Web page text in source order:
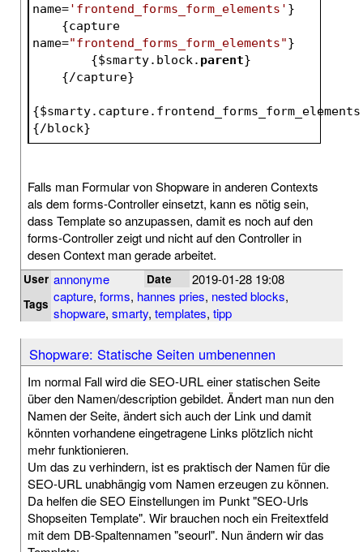
name='frontend_forms_form_elements' }
name="frontend_forms_form_elements"}
        {
$smarty.block. parent}
    {/capture}
{$smarty
{/block}
Falls man Formular von Shopware in anderen Contexts
als dem forms-Controller einsetzt, kann es nötig sein,
dass Template so anzupassen, damit es noch auf den
forms-Controller zeigt und nicht auf den Controller in
desen Context man gerade arbeitet.
User annonyme Date 2019-01-28 19:08
Tags capture, forms, hannes pries, nested blocks,
shopware, smarty, templates, tipp
Shopware: Statische Seiten umbenennen
Im normal Fall wird die SEO-URL einer statischen Seite
über den Namen/description gebildet. Ändert man nun den
Namen der Seite, ändert sich auch der Link und damit
könnten vorhandene eingetragene Links plötzlich nicht
mehr funktionieren.
Um das zu verhindern, ist es praktisch der Namen für die
SEO-URL unabhängig vom Namen erzeugen zu können.
Da helfen die SEO Einstellungen im Punkt "SEO-Urls
Shopseiten Template". Wir brauchen noch ein Freitextfeld
mit dem DB-Spaltennamen "seourl". Nun ändern wir das